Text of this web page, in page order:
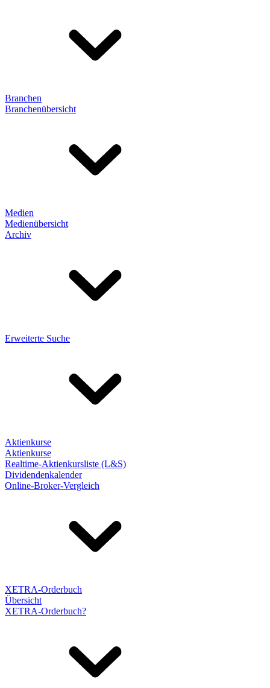
Branchen
Branchenübersicht
Medien
Medienübersicht
Archiv
Erweiterte Suche
Aktienkurse
Aktienkurse
Realtime-Aktienkursliste (L&S)
Dividendenkalender
Online-Broker-Vergleich
XETRA-Orderbuch
Übersicht
XETRA-Orderbuch?